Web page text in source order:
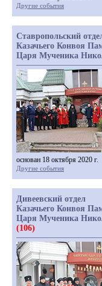
Другие события
Ставропольский
Казачьего Конвоя
Царя Мученика
основан 18 октября 2020 г.
Другие события
Дивеевский отдел
Казачьего Конвоя
Царя Мученика
(106)